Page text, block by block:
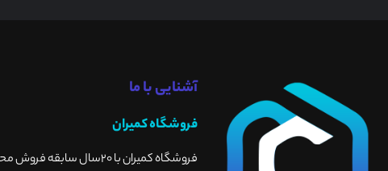
آشنایی با ما
فروشگاه کمیران
فروشگاه کمیران با